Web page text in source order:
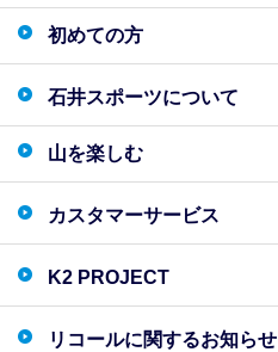
初めての方
石井スポーツについて
山を楽しむ
カスタマーサービス
K2 PROJECT
リコールに関するお知らせ